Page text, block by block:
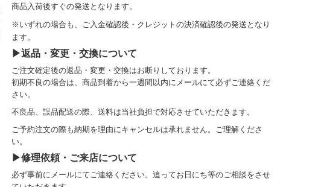
商品入荷後すぐの発送となります。
※いずれの場合も、ご入金確認後・クレジットの決済確認後の発送となり
ます。
▶返品・変更・交換について
ご注文確定後の返品・変更・交換はお断りしております。
初期不良の場合は、商品到着から一週間以内にメールにて必ずご連絡くだ
さい。
不良品、誤品配送の際、送料は当社負担で対応させていただきます。
ご予約注文の際も納期を理由にキャンセルは承れません。ご理解くださ
い。
▶修理依頼・ご来店について
必ず事前にメールにてご連絡ください。 追ってお日にち等のご相談をさせ